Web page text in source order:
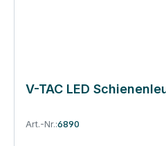
V-TAC LED
Art.-Nr.:6890